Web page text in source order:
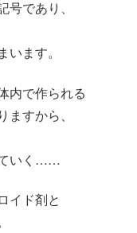
であり、
ます。
内で作られる
すから、
ていく……
イド剤と